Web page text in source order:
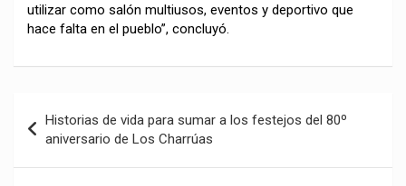
utilizar como salón multiusos, eventos y deportivo que
hace falta en el pueblo”, concluyó.
de
entradas
Historias de vida para sumar a los festejos del 80º
aniversario de Los Charrúas